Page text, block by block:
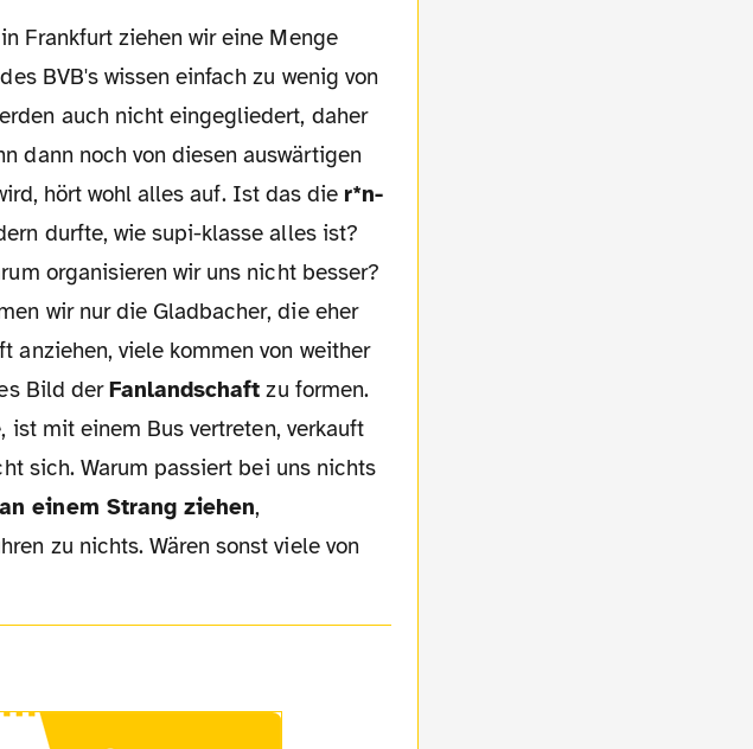
Frankfurt ziehen wir eine Menge
BVB's wissen einfach zu wenig von
auch nicht eingegliedert, daher
dann noch von diesen auswärtigen
hört wohl alles auf. Ist das die r*n-
durfte, wie supi-klasse alles ist?
organisieren wir uns nicht besser?
wir nur die Gladbacher, die eher
anziehen, viele kommen von weither
Bild derFanlandschaft zu formen.
mit einem Bus vertreten, verkauft
sich. Warum passiert bei uns nichts
einem Strang ziehen,
zu nichts. Wären sonst viele von